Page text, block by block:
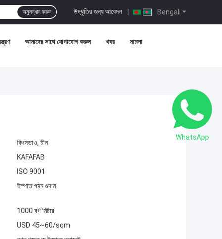
Bengali
উদ্ধৃতির জন্য আবেদন |
অনুসন্ধান করুন
আমাদের সাথে যোগাযোগ করুন খবর মামলা
কিংসডাও, চীন
KAFAFAB
ISO 9001
ইস্পাত গঠন গুদাম
1000 বর্গ মিটার
USD 45~60/sqm
WhatsApp